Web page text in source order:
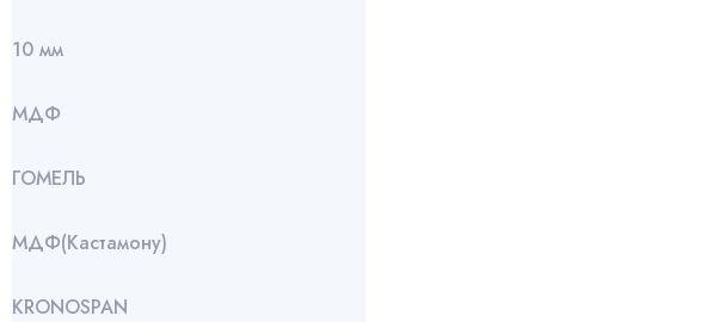
10 мм
МДФ
ГОМЕЛЬ
МДФ(Кастамону)
KRONOSPAN